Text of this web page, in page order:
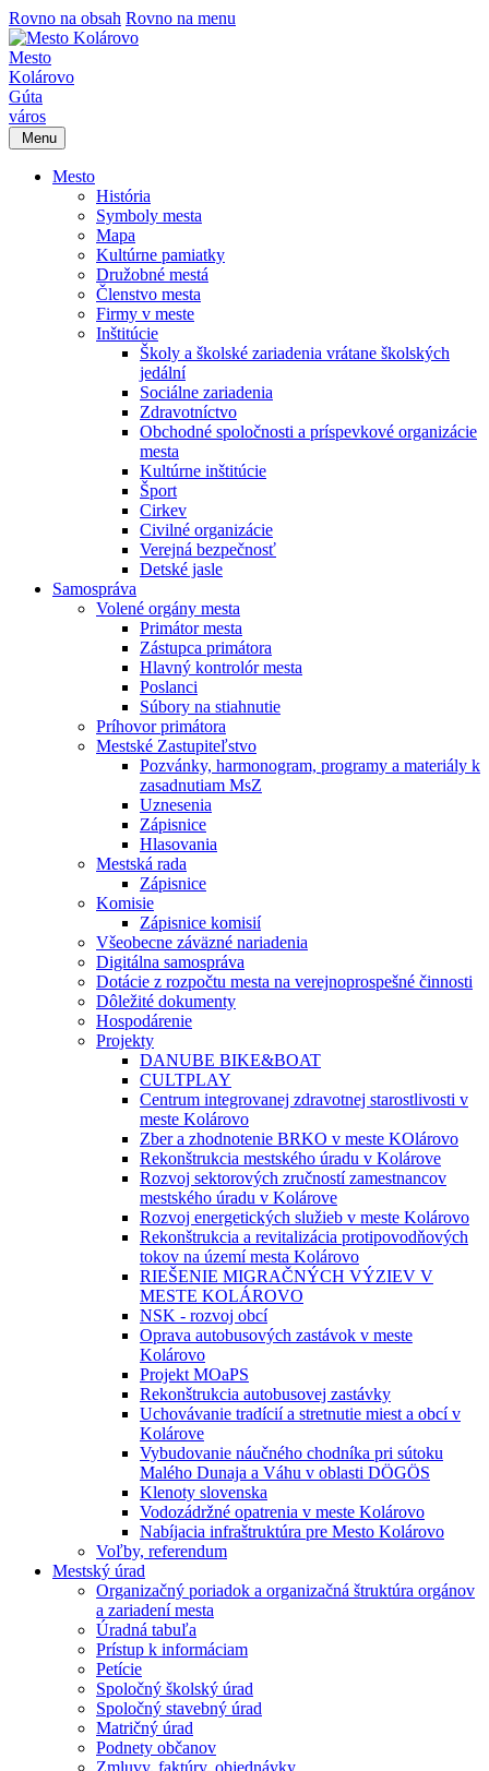
Rovno na obsah Rovno na menu
Mesto
Kolárovo
Gúta
város
Menu
Mesto
História
Symboly mesta
Mapa
Kultúrne pamiatky
Družobné mestá
Členstvo mesta
Firmy v meste
Inštitúcie
Školy a školské zariadenia vrátane školských
jedální
Sociálne zariadenia
Zdravotníctvo
Obchodné spoločnosti a príspevkové organizácie
mesta
Kultúrne inštitúcie
Šport
Cirkev
Civilné organizácie
Verejná bezpečnosť
Detské jasle
Samospráva
Volené orgány mesta
Primátor mesta
Zástupca primátora
Hlavný kontrolór mesta
Poslanci
Súbory na stiahnutie
Príhovor primátora
Mestské Zastupiteľstvo
Pozvánky, harmonogram, programy a materiály k
zasadnutiam MsZ
Uznesenia
Zápisnice
Hlasovania
Mestská rada
Zápisnice
Komisie
Zápisnice komisií
Všeobecne záväzné nariadenia
Digitálna samospráva
Dotácie z rozpočtu mesta na verejnoprospešné činnosti
Dôležité dokumenty
Hospodárenie
Projekty
DANUBE BIKE&BOAT
CULTPLAY
Centrum integrovanej zdravotnej starostlivosti v
meste Kolárovo
Zber a zhodnotenie BRKO v meste KOlárovo
Rekonštrukcia mestského úradu v Kolárove
Rozvoj sektorových zručností zamestnancov
mestského úradu v Kolárove
Rozvoj energetických služieb v meste Kolárovo
Rekonštrukcia a revitalizácia protipovodňových
tokov na území mesta Kolárovo
RIEŠENIE MIGRAČNÝCH VÝZIEV V
MESTE KOLÁROVO
NSK - rozvoj obcí
Oprava autobusových zastávok v meste
Kolárovo
Projekt MOaPS
Rekonštrukcia autobusovej zastávky
Uchovávanie tradícií a stretnutie miest a obcí v
Kolárove
Vybudovanie náučného chodníka pri sútoku
Malého Dunaja a Váhu v oblasti DÖGÖS
Klenoty slovenska
Vodozádržné opatrenia v meste Kolárovo
Nabíjacia infraštruktúra pre Mesto Kolárovo
Voľby, referendum
Mestský úrad
Organizačný poriadok a organizačná štruktúra orgánov
a zariadení mesta
Úradná tabuľa
Prístup k informáciam
Petície
Spoločný školský úrad
Spoločný stavebný úrad
Matričný úrad
Podnety občanov
Zmluvy, faktúry, objednávky